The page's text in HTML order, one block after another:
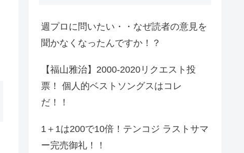
週プロに問いたい・・なぜ読者の意見を
聞かなくなったんですか！？
【福山雅治】2000-2020リクエスト投
票！ 個人的ベストソングスはコレ
だ！！
1＋1は200で10倍！テンコジ ラストサマ
ー完売御礼！！